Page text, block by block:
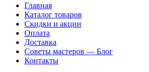
Главная
Каталог товаров
Скидки и акции
Оплата
Доставка
Советы мастеров — Блог
Контакты